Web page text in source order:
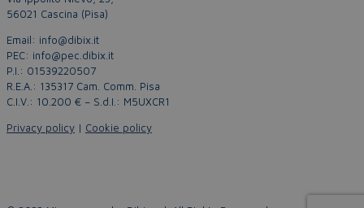
56021 Cascina (Pisa)
Email: info@dibix.it
PEC: info@pec.dibix.it
P.I.: 01539220507
R.E.A.: 135317 Cam. Comm. Pisa
C.I.V.: 10.200 € – S.d.I.: M5UXCR1
Privacy policy | Cookie policy